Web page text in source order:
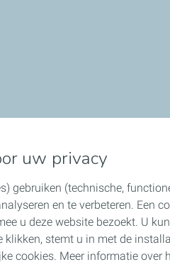
uw privacy
gebruiken (technische,
en te verbeteren. Een
u deze website bezoekt. U
klikken, stemt u in met de
cookies. Meer informatie over